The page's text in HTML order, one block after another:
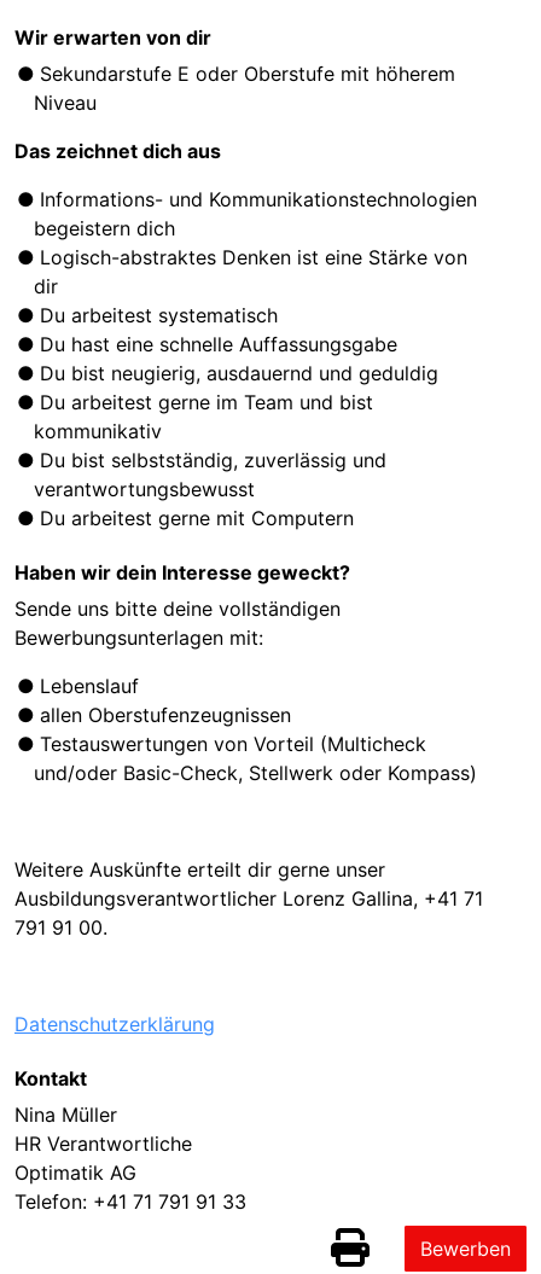
Wir erwarten von dir
Sekundarstufe E oder Oberstufe mit höherem
Niveau
Das zeichnet dich aus
Informations- und Kommunikationstechnologien
begeistern dich
Logisch-abstraktes Denken ist eine Stärke von
dir
Du arbeitest systematisch
Du hast eine schnelle Auffassungsgabe
Du bist neugierig, ausdauernd und geduldig
Du arbeitest gerne im Team und bist
kommunikativ
Du bist selbstständig, zuverlässig und
verantwortungsbewusst
Du arbeitest gerne mit Computern
Haben wir dein Interesse geweckt?
Sende uns bitte deine vollständigen
Bewerbungsunterlagen mit:
Lebenslauf
allen Oberstufenzeugnissen
Testauswertungen von Vorteil (Multicheck
und/oder Basic-Check, Stellwerk oder Kompass)
Weitere Auskünfte erteilt dir gerne unser
Ausbildungsverantwortlicher Lorenz Gallina, +41 71
791 91 00.
Datenschutzerklärung
Kontakt
Nina Müller
HR Verantwortliche
Optimatik AG
Telefon: +41 71 791 91 33
Bewerben